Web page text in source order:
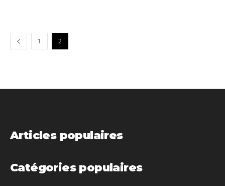
1 2
Articles populaires
Catégories populaires